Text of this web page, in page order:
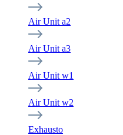
Air Unit a2
Air Unit a3
Air Unit w1
Air Unit w2
Exhausto